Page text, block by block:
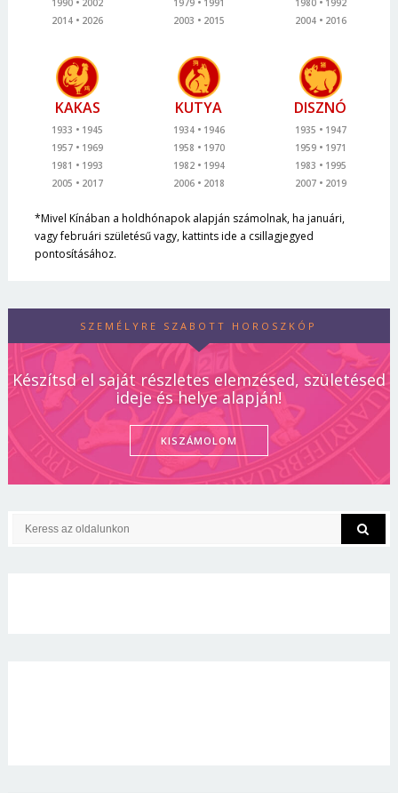
1990
2002
2014
2026
1979
1991
2003
2015
1980
1992
2004
2016
KAKAS
1933
1945
1957
1969
1981
1993
2005
2017
KUTYA
1934
1946
1958
1970
1982
1994
2006
2018
DISZNÓ
1935
1947
1959
1971
1983
1995
2007
2019
*Mivel Kínában a holdhónapok alapján számolnak, ha januári,
vagy februári születésű vagy, kattints ide a csillagjegyed
pontosításához.
SZEMÉLYRE SZABOTT HOROSZKÓP
Készítsd el saját részletes elemzésed, születésed
ideje és helye alapján!
KISZÁMOLOM